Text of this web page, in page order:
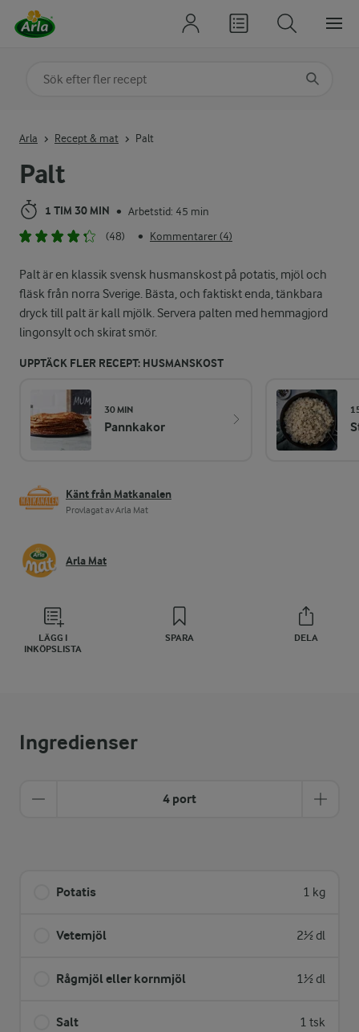
Palt
1 TIM 30 MIN • Arbetstid: 45 min
(48)
• Kommentarer (4)
Palt är en klassik svensk husmanskost på potatis, mjöl och
fläsk från norra Sverige. Bästa, och faktiskt enda, tänkbara
dryck till palt är kall mjölk. Servera palten med hemmagjord
lingonsylt och skirat smör.
UPPTÄCK FLER RECEPT: HUSMANSKOST
30 MIN
Pannkakor
Känt från Matkanalen
Provlagat av Arla Mat
Arla Mat
LÄGG I
INKÖPSLISTA
SPARA DELA
Arla Recept & mat Palt
Ingredienser
4 port
Potatis 1 kg
Vetemjöl 2½ dl
Rågmjöl eller kornmjöl 1½ dl
Salt 1 tsk
Sök på kategori eller ingrediens